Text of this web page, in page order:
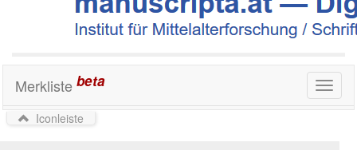
Toggle
Merkliste beta
Iconleiste